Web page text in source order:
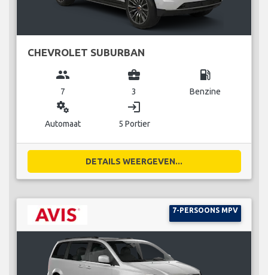
CHEVROLET SUBURBAN
group
7
business_center
3
local_gas_station
Benzine
miscellaneous_services
Automaat
login
5 Portier
DETAILS WEERGEVEN...
7-PERSOONS MPV